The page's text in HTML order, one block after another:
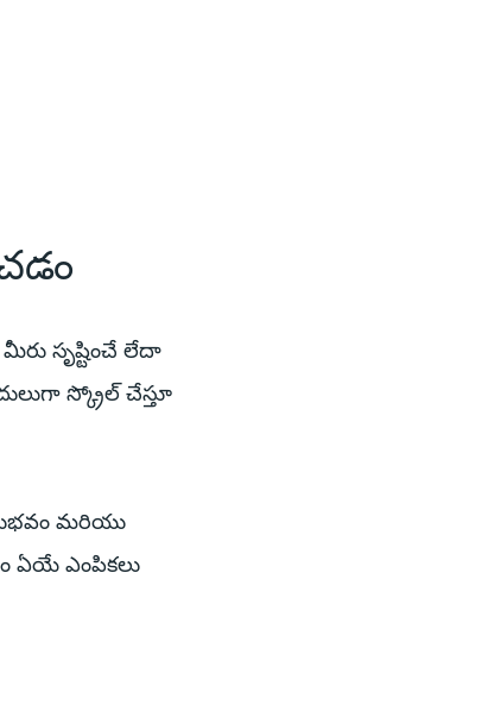
సృష్టించే లేదా
స్క్రోల్ చేస్తూ
మరియు
ఏయే ఎంపికలు